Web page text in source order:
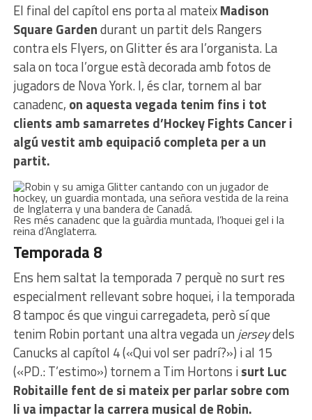
El final del capítol ens porta al mateixMadison
Square Gardendurant un partit dels Rangers
contra els Flyers, on Glitter és ara l’organista. La
sala on toca l’orgue està decorada amb fotos de
jugadors de Nova York. I, és clar, tornem al bar
canadenc, on aquesta vegada tenim fins i tot
clients amb samarretes d’Hockey Fights Cancer i
algú vestit amb equipació completa per a un
partit.
Res més canadenc que la guàrdia muntada, l’hoquei gel i la
reina d’Anglaterra.
Temporada 8
Ens hem saltat la temporada 7 perquè no surt res
especialment rellevant sobre hoquei, i la temporada
8 tampoc és que vingui carregadeta, però sí que
tenim Robin portant una altra vegada un jerseydels
Canucks al capítol 4 («Qui vol ser padrí?») i al 15
(«PD.: T’estimo») tornem a Tim Hortons isurt Luc
Robitaille fent de si mateix per parlar sobre com
li va impactar la carrera musical de Robin.